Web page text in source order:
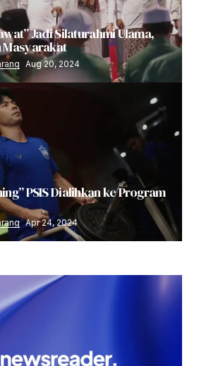
Jadi Silaturahmi Ulama,
Masyarakat
Aug 20, 2024
PSIS Dialihkan ke Program
Apr 24, 2024